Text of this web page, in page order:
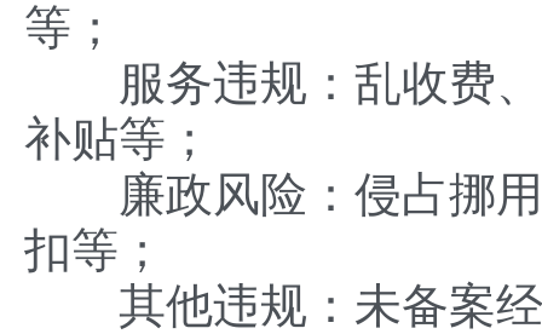
等；
服务违规：乱收费、
补贴等；
廉政风险：侵占挪用
扣等；
其他违规：未备案经